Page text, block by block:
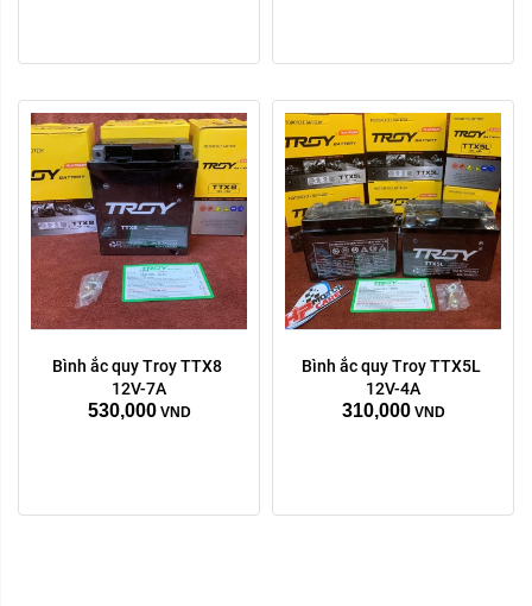
Bình ắc quy Troy TTX8
12V-7A
530,000 VND
Bình ắc quy Troy TTX5L
12V-4A
310,000 VND